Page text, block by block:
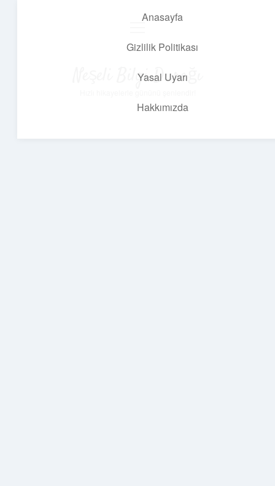
Anasayfa
Gizlilik Politikası
Yasal Uyarı
Hakkımızda
Neşeli Bilgi Durağı